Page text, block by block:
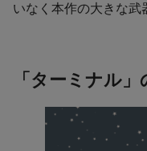
いなく本作の大きな武
「ターミナル